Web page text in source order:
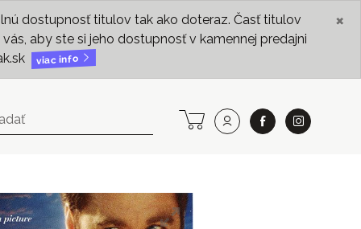
dostupnosť titulov tak ako doteraz. Časť titulov
aby ste si jeho dostupnosť v kamennej predajni
viac info
×